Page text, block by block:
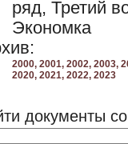
ряд, Третий
Экономка
2000, 2001, 2002, 2003,
2020, 2021, 2022, 2023
документы